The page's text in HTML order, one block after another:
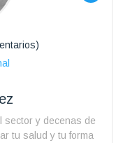
sector y decenas de
tu salud y tu forma